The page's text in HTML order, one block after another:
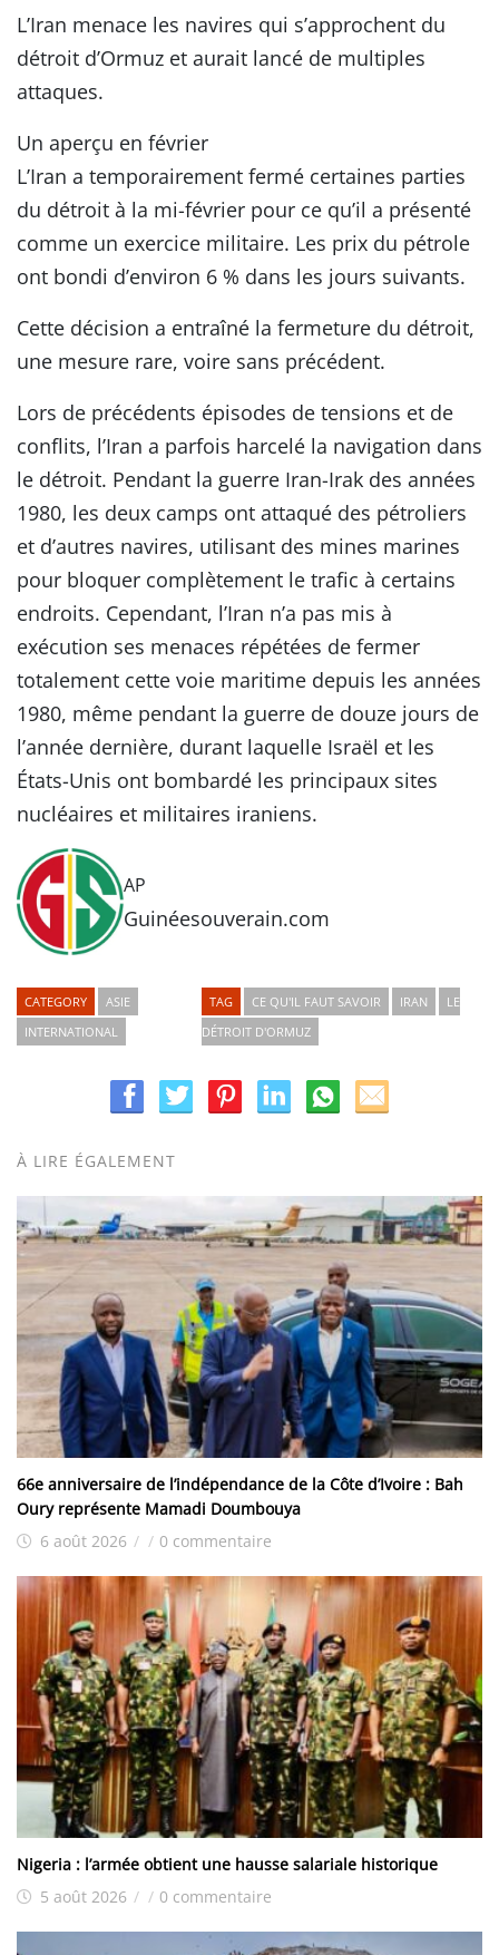
L’Iran menace les navires qui s’approchent du
détroit d’Ormuz et aurait lancé de multiples
attaques.
Un aperçu en février
L’Iran a temporairement fermé certaines parties
du détroit à la mi-février pour ce qu’il a présenté
comme un exercice militaire. Les prix du pétrole
ont bondi d’environ 6 % dans les jours suivants.
Cette décision a entraîné la fermeture du détroit,
une mesure rare, voire sans précédent.
Lors de précédents épisodes de tensions et de
conflits, l’Iran a parfois harcelé la navigation dans
le détroit. Pendant la guerre Iran-Irak des années
1980, les deux camps ont attaqué des pétroliers
et d’autres navires, utilisant des mines marines
pour bloquer complètement le trafic à certains
endroits. Cependant, l’Iran n’a pas mis à
exécution ses menaces répétées de fermer
totalement cette voie maritime depuis les années
1980, même pendant la guerre de douze jours de
l’année dernière, durant laquelle Israël et les
États-Unis ont bombardé les principaux sites
nucléaires et militaires iraniens.
AP
Guinéesouverain.com
CATEGORY
ASIE
INTERNATIONAL
TAG CE QU'IL FAUT SAVOIR IRAN
LE
DÉTROIT D'ORMUZ
À LIRE ÉGALEMENT
66e anniversaire de l’indépendance de la Côte d’Ivoire : Bah
Oury représente Mamadi Doumbouya
6 août 2026 / / 0 commentaire
Nigeria : l’armée obtient une hausse salariale historique
5 août 2026 / / 0 commentaire